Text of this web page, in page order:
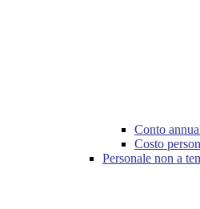
Conto
Costo
Personale non a